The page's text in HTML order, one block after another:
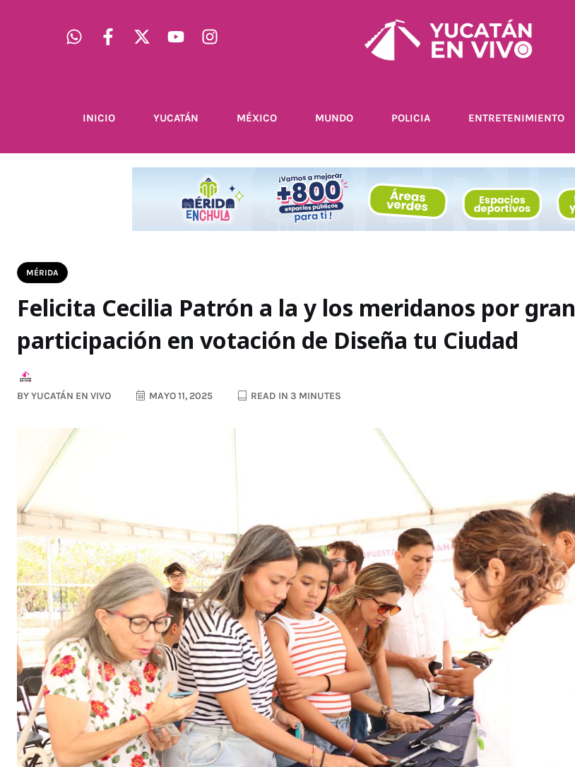
INICIO YUCATÁN MÉXICO MUNDO POLICIA ENTRETENIMIENTO
MÉRIDA
Felicita Cecilia Patrón a la y los meridanos por gran
participación en votación de Diseña tu Ciudad
BYYUCATÁN EN VIVO MAYO 11, 2025 READ IN 3 MINUTES